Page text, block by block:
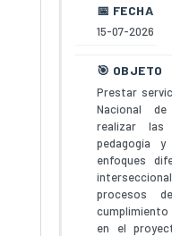
15-07-2026
Prestar
Nacional
realizar las
pedagogía
enfoques
procesos
en el